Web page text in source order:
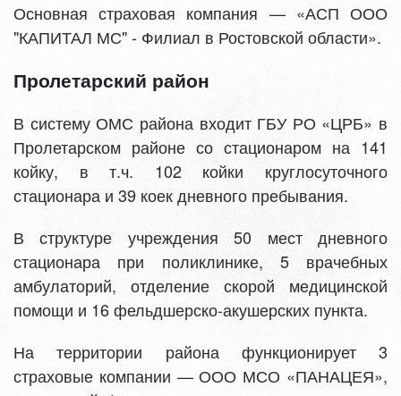
Основная страховая компания — «АСП ООО
"КАПИТАЛ МС" - Филиал в Ростовской области».
Пролетарский район
В систему ОМС района входит ГБУ РО «ЦРБ» в
Пролетарском районе со стационаром на 141
койку, в т.ч. 102 койки круглосуточного
стационара и 39 коек дневного пребывания.
В структуре учреждения 50 мест дневного
стационара при поликлинике, 5 врачебных
амбулаторий, отделение скорой медицинской
помощи и 16 фельдшерско-акушерских пункта.
На территории района функционирует 3
страховые компании — ООО МСО «ПАНАЦЕЯ»,